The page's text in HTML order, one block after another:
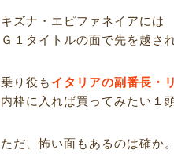
キズナ・エピファネイアには
Ｇ１タイトルの面で先を越さ
乗り役も イタリアの副番長・
内枠に入れば買ってみたい１頭
ただ、怖い面もあるのは確か。